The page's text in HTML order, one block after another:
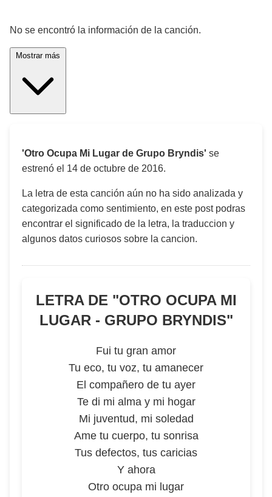
No se encontró la información de la canción.
'Otro Ocupa Mi Lugar de Grupo Bryndis' se
estrenó el 14 de octubre de 2016.
La letra de esta canción aún no ha sido analizada y
categorizada como sentimiento, en este post podras
encontrar el significado de la letra, la traduccion y
algunos datos curiosos sobre la cancion.
LETRA DE "OTRO OCUPA MI
LUGAR - GRUPO BRYNDIS"
Fui tu gran amor
Tu eco, tu voz, tu amanecer
El compañero de tu ayer
Te di mi alma y mi hogar
Mi juventud, mi soledad
Ame tu cuerpo, tu sonrisa
Tus defectos, tus caricias
Y ahora
Otro ocupa mi lugar